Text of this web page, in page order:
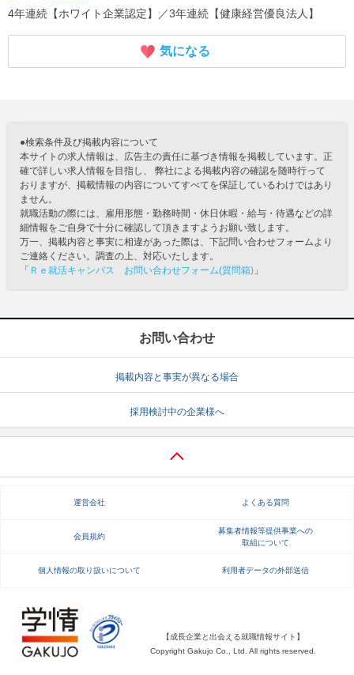
4年連続【ホワイト企業認定】／3年連続【健康経営優良法人】
気になる
●検索条件及び掲載内容について
本サイトの求人情報は、広告主の責任に基づき情報を掲載しています。正
確で詳しい求人情報を目指し、 弊社による掲載内容の確認を随時行って
おりますが、掲載情報の内容についてすべてを保証しているわけではあり
ません。
就職活動の際には、雇用形態・勤務時間・休日休暇・給与・待遇などの詳
細情報をご自身で十分に確認して頂きますようお願い致します。
万一、掲載内容と事実に相違があった際は、下記問い合わせフォームより
ご連絡ください。調査の上、対応いたします。
「 Ｒｅ就活キャンパス お問い合わせフォーム(質問箱) 」
お問い合わせ
掲載内容と事実が異なる場合
採用検討中の企業様へ
運営会社 よくある質問
会員規約
募集者情報等提供事業への
取組について
個人情報の取り扱いについて 利用者データの外部送信
【成長企業と出会える就職情報サイト】
Copyright Gakujo Co., Ltd. All rights reserved.